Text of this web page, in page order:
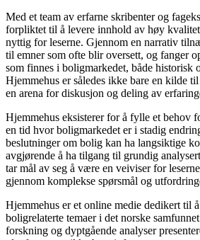
Med et team av erfarne skribenter og
forpliktet til å levere innhold av høy
nyttig for leserne. Gjennom en narrativ
til emner som ofte blir oversett, og fanger
som finnes i boligmarkedet, både historisk
Hjemmehus er således ikke bare en kilde
en arena for diskusjon og deling av
Hjemmehus eksisterer for å fylle et behov
en tid hvor boligmarkedet er i stadig
beslutninger om bolig kan ha langsiktige
avgjørende å ha tilgang til grundig
tar mål av seg å være en veiviser for
gjennom komplekse spørsmål og
Hjemmehus er et online medie dedikert til
boligrelaterte temaer i det norske
forskning og dyptgående analyser